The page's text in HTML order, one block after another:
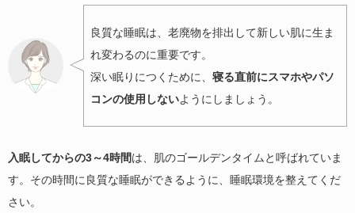
良質な睡眠は、老廃物を排出して新しい肌に生ま
れ変わるのに重要です。
深い眠りにつくために、 寝る直前にスマホやパソ
コンの使用しないようにしましょう。
入眠してからの3～4時間は、肌のゴールデンタイムと呼ばれていま
す。その時間に良質な睡眠ができるように、睡眠環境を整えてくだ
さい。